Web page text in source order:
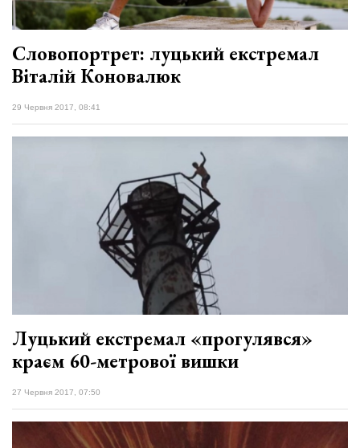
Словопортрет: луцький екстремал
Віталій Коновалюк
29 Червня 2017, 08:41
Луцький екстремал «прогулявся»
краєм 60-метрової вишки
27 Червня 2017, 07:50